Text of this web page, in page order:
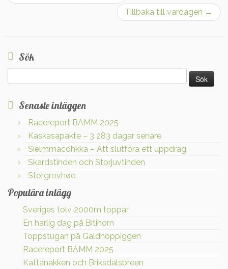
Tillbaka till vardagen →
Sök
efter:
Senaste inläggen
Racereport BAMM 2025
Kaskasapakte – 3 283 dagar senare
Sielmmacohkka – Att slutföra ett uppdrag
Skardstinden och Storjuvtinden
Storgrovhøe
Populära inlägg
Sveriges tolv 2000m toppar
En härlig dag på Bitihorn
Toppstugan på Galdhöppiggen
Racereport BAMM 2025
Kattanakken och Briksdalsbreen